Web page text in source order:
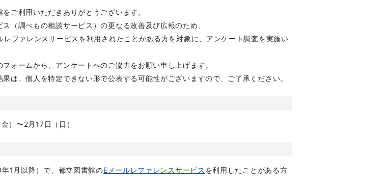
ご利用いただきありがとうございます。
ス（調べもの相談サービス）の更なる改善及び広報のため、
レファレンスサービスを利用されたことがある方を対象に、アンケート調査を実施い
ォームから、アンケートへのご協力をお願い申し上げます。
は、個人を特定できない形で公表する可能性がございますので、ご了承ください。
）〜2月17日（日）
1月以降）で、都立図書館のEメールレファレンスサービス を利用したことがある方